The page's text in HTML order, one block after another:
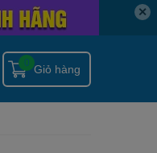
✕
nitro tech blade isolate
Giỏ hàng
0